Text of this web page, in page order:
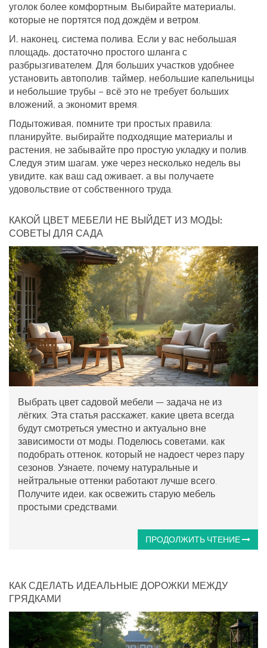
уголок более комфортным. Выбирайте материалы,
которые не портятся под дождём и ветром.
И, наконец, система полива. Если у вас небольшая
площадь, достаточно простого шланга с
разбрызгивателем. Для больших участков удобнее
установить автополив: таймер, небольшие капельницы
и небольшие трубы – всё это не требует больших
вложений, а экономит время.
Подытоживая, помните три простых правила:
планируйте, выбирайте подходящие материалы и
растения, не забывайте про простую укладку и полив.
Следуя этим шагам, уже через несколько недель вы
увидите, как ваш сад оживает, а вы получаете
удовольствие от собственного труда.
КАКОЙ ЦВЕТ МЕБЕЛИ НЕ ВЫЙДЕТ ИЗ МОДЫ:
СОВЕТЫ ДЛЯ САДА
Выбрать цвет садовой мебели — задача не из
лёгких. Эта статья расскажет, какие цвета всегда
будут смотреться уместно и актуально вне
зависимости от моды. Поделюсь советами, как
подобрать оттенок, который не надоест через пару
сезонов. Узнаете, почему натуральные и
нейтральные оттенки работают лучше всего.
Получите идеи, как освежить старую мебель
простыми средствами.
ПРОДОЛЖИТЬ ЧТЕНИЕ
КАК СДЕЛАТЬ ИДЕАЛЬНЫЕ ДОРОЖКИ МЕЖДУ
ГРЯДКАМИ